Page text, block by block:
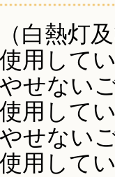
（白熱灯
使用して
せないご
使用して
せないご
用して